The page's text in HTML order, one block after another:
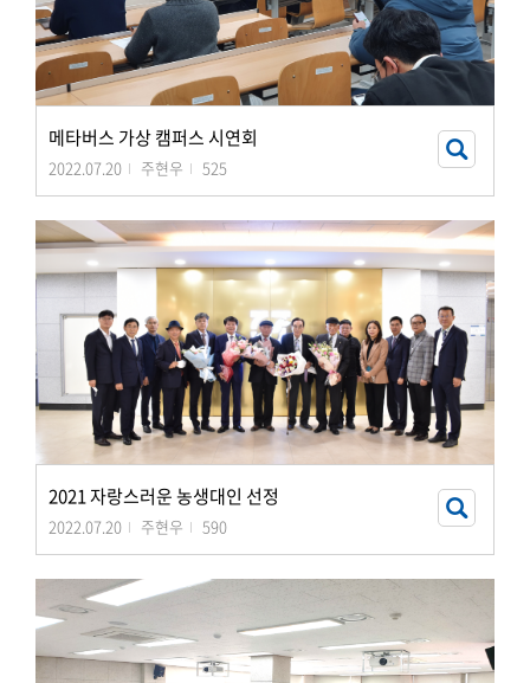
메타버스 가상 캠퍼스 시연회
2022.07.20 주현우 525
2021 자랑스러운 농생대인 선정
2022.07.20 주현우 590